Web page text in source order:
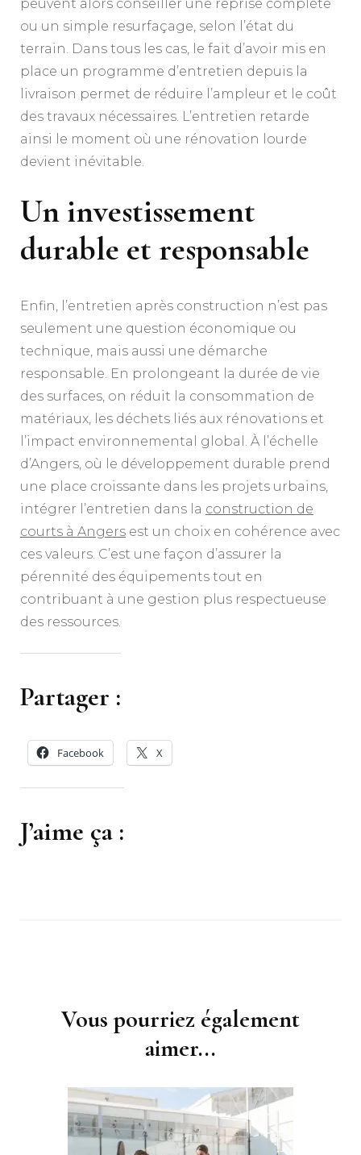
peuvent alors conseiller une reprise complète
ou un simple resurfaçage, selon l’état du
terrain. Dans tous les cas, le fait d’avoir mis en
place un programme d’entretien depuis la
livraison permet de réduire l’ampleur et le coût
des travaux nécessaires. L’entretien retarde
ainsi le moment où une rénovation lourde
devient inévitable.
Un investissement
durable et responsable
Enfin, l’entretien après construction n’est pas
seulement une question économique ou
technique, mais aussi une démarche
responsable. En prolongeant la durée de vie
des surfaces, on réduit la consommation de
matériaux, les déchets liés aux rénovations et
l’impact environnemental global. À l’échelle
d’Angers, où le développement durable prend
une place croissante dans les projets urbains,
intégrer l’entretien dans la construction de
courts à Angers est un choix en cohérence avec
ces valeurs. C’est une façon d’assurer la
pérennité des équipements tout en
contribuant à une gestion plus respectueuse
des ressources.
Partager :
Facebook X
J’aime ça :
Vous pourriez également
aimer...